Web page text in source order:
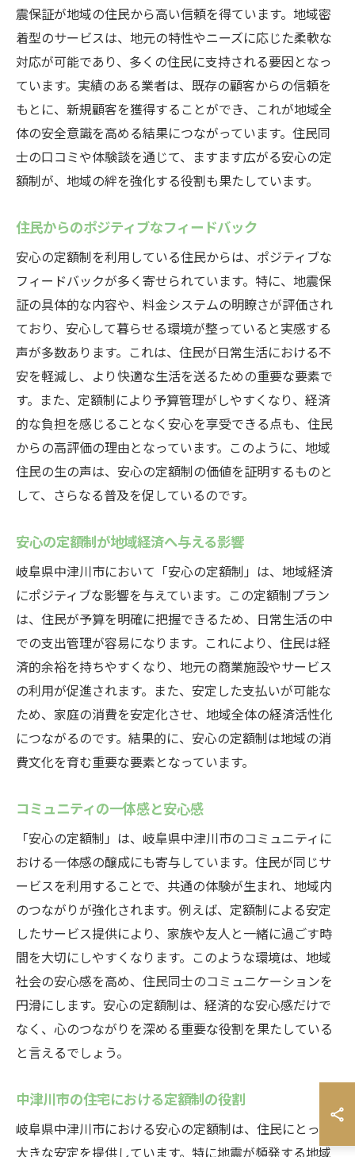
震保証が地域の住民から高い信頼を得ています。地域密
着型のサービスは、地元の特性やニーズに応じた柔軟な
対応が可能であり、多くの住民に支持される要因となっ
ています。実績のある業者は、既存の顧客からの信頼を
もとに、新規顧客を獲得することができ、これが地域全
体の安全意識を高める結果につながっています。住民同
士の口コミや体験談を通じて、ますます広がる安心の定
額制が、地域の絆を強化する役割も果たしています。
住民からのポジティブなフィードバック
安心の定額制を利用している住民からは、ポジティブな
フィードバックが多く寄せられています。特に、地震保
証の具体的な内容や、料金システムの明瞭さが評価され
ており、安心して暮らせる環境が整っていると実感する
声が多数あります。これは、住民が日常生活における不
安を軽減し、より快適な生活を送るための重要な要素で
す。また、定額制により予算管理がしやすくなり、経済
的な負担を感じることなく安心を享受できる点も、住民
からの高評価の理由となっています。このように、地域
住民の生の声は、安心の定額制の価値を証明するものと
して、さらなる普及を促しているのです。
安心の定額制が地域経済へ与える影響
岐阜県中津川市において「安心の定額制」は、地域経済
にポジティブな影響を与えています。この定額制プラン
は、住民が予算を明確に把握できるため、日常生活の中
での支出管理が容易になります。これにより、住民は経
済的余裕を持ちやすくなり、地元の商業施設やサービス
の利用が促進されます。また、安定した支払いが可能な
ため、家庭の消費を安定化させ、地域全体の経済活性化
につながるのです。結果的に、安心の定額制は地域の消
費文化を育む重要な要素となっています。
コミュニティの一体感と安心感
「安心の定額制」は、岐阜県中津川市のコミュニティに
おける一体感の醸成にも寄与しています。住民が同じサ
ービスを利用することで、共通の体験が生まれ、地域内
のつながりが強化されます。例えば、定額制による安定
したサービス提供により、家族や友人と一緒に過ごす時
間を大切にしやすくなります。このような環境は、地域
社会の安心感を高め、住民同士のコミュニケーションを
円滑にします。安心の定額制は、経済的な安心感だけで
なく、心のつながりを深める重要な役割を果たしている
と言えるでしょう。
中津川市の住宅における定額制の役割
岐阜県中津川市における安心の定額制は、住民にとって
大きな安定を提供しています。特に地震が頻発する地域